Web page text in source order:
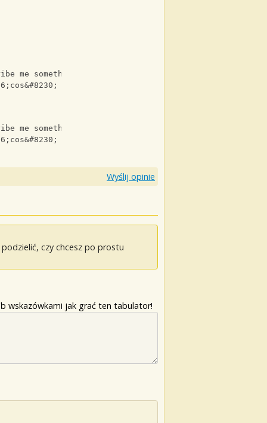
me something,
me something,
Wyślij opinie
czy chcesz po prostu
wskazówkami jak grać ten tabulator!